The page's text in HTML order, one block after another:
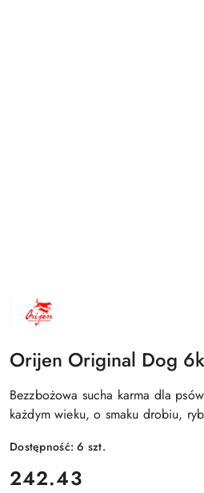
NAZWA
PRODUCENTA:
ORIJEN
Orijen Original Dog
Bezzbożowa sucha karma dla
każdym wieku, o smaku drobiu,
Dostępność:6 szt.
cena:
242.43